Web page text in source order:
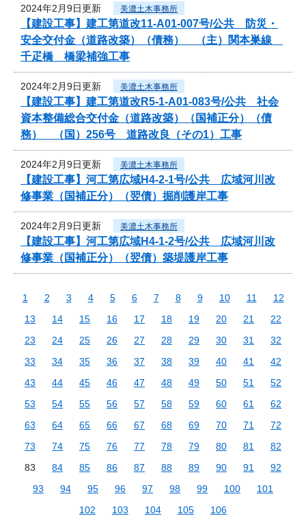
2024年2月9日更新 美濃土木事務所
【建設工事】建工第道改11-A01-007号/公共 防災・
安全交付金（道路改築）（債務） （主）関本巣線
千疋橋 橋梁補強工事
2024年2月9日更新 美濃土木事務所
【建設工事】建工第道改R5-1-A01-083号/公共 社会
資本整備総合交付金（道路改築）（国補正分）（債
務） （国）256号 道路改良（その1）工事
2024年2月9日更新 美濃土木事務所
【建設工事】河工第広域H4-2-1号/公共 広域河川改
修事業（国補正分）（翌債）掘削護岸工事
2024年2月9日更新 美濃土木事務所
【建設工事】河工第広域H4-1-2号/公共 広域河川改
修事業（国補正分）（翌債）築堤護岸工事
1 2 3 4 5 6 7 8 9 10 11
12
13
14 15 16 17 18 19 20 21
22
23
24 25 26 27 28 29 30 31
32
33
34 35 36 37 38 39 40 41
42
43
44 45 46 47 48 49 50 51
52
53
54 55 56 57 58 59 60 61
62
63
64 65 66 67 68 69 70 71
72
73
74 75 76 77 78 79 80 81
82
83
84 85 86 87 88 89 90 91
92
93
94 95 96 97 98 99 100
101
102
103 104 105 106